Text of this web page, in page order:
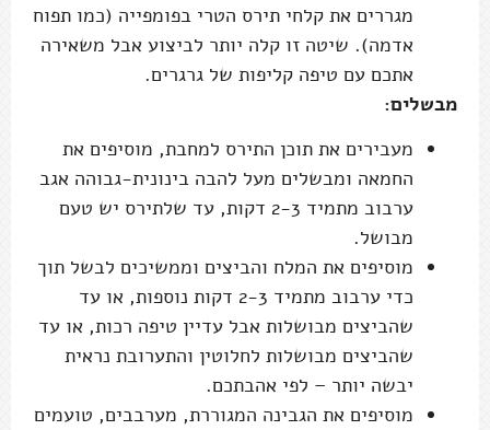
מגררים את קלחי תירס הטרי בפומפייה (כמו תפוח
אדמה). שיטה זו קלה יותר לביצוע אבל משאירה
אתכם עם טיפה קליפות של גרגרים.
מבשלים:
מעבירים את תוכן התירס למחבת, מוסיפים את
החמאה ומבשלים מעל להבה בינונית-גבוהה אגב
ערבוב מתמיד 2-3 דקות, עד שלתירס יש טעם
מבושל.
מוסיפים את המלח והביצים וממשיכים לבשל תוך
כדי ערבוב מתמיד 2-3 דקות נוספות, או עד
שהביצים מבושלות אבל עדיין טיפה רכות, או עד
שהביצים מבושלות לחלוטין והתערובת נראית
יבשה יותר – לפי אהבתכם.
מוסיפים את הגבינה המגוררת, מערבבים, טועמים